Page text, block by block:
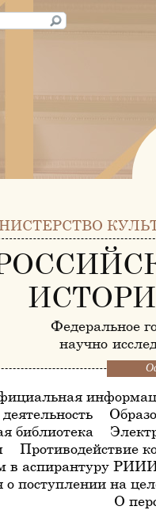
Федеральное
научно-
библиотека
Противодействие
в аспирантуру
поступлении на
О